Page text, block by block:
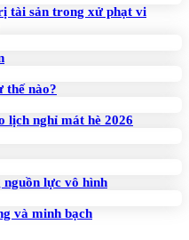
tài sản trong xử phạt vi
thế nào?
lịch nghỉ mát hè 2026
lực vô hình
và minh bạch